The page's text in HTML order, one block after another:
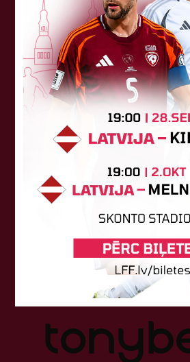
Sponsori